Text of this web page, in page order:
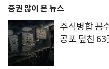
증권 많이 본 뉴스
주식병합 꼼
공포 덮친 63